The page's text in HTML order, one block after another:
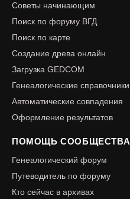
Советы начинающим
Поиск по форуму ВГД
Поиск по карте
Создание древа онлайн
Загрузка GEDCOM
Генеалогические справочники
Автоматические совпадения
Оформление результатов
ПОМОЩЬ СООБЩЕСТВА
Генеалогический форум
Путеводитель по форуму
Кто сейчас в архивах